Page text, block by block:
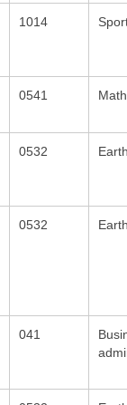
1014
0541
0532
0532
041